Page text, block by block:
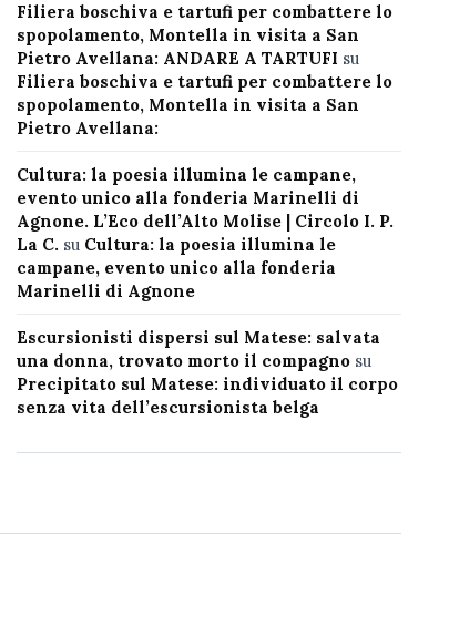
Filiera boschiva e tartufi per combattere lo
spopolamento, Montella in visita a San
Pietro Avellana: ANDARE A TARTUFI su
Filiera boschiva e tartufi per combattere lo
spopolamento, Montella in visita a San
Pietro Avellana:
Cultura: la poesia illumina le campane,
evento unico alla fonderia Marinelli di
Agnone. L’Eco dell’Alto Molise | Circolo I. P.
La C. su Cultura: la poesia illumina le
campane, evento unico alla fonderia
Marinelli di Agnone
Escursionisti dispersi sul Matese: salvata
una donna, trovato morto il compagnosu
Precipitato sul Matese: individuato il corpo
senza vita dell’escursionista belga